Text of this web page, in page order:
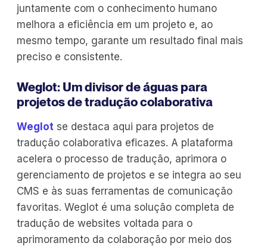
juntamente com o conhecimento humano
melhora a eficiência em um projeto e, ao
mesmo tempo, garante um resultado final mais
preciso e consistente.
Weglot: Um divisor de águas para
projetos de tradução colaborativa
Weglot se destaca aqui para projetos de
tradução colaborativa eficazes. A plataforma
acelera o processo de tradução, aprimora o
gerenciamento de projetos e se integra ao seu
CMS e às suas ferramentas de comunicação
favoritas. Weglot é uma solução completa de
tradução de websites voltada para o
aprimoramento da colaboração por meio dos